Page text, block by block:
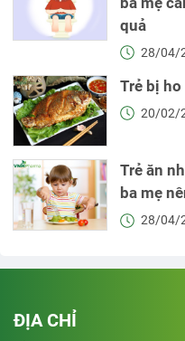
quả
28/04/
Trẻ bị ho
20/02/
Trẻ ăn
ba mẹ
28/04/
ĐỊA CHỈ